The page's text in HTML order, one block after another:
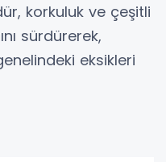
korkuluk ve çeşitli
sürdürerek,
eksikleri